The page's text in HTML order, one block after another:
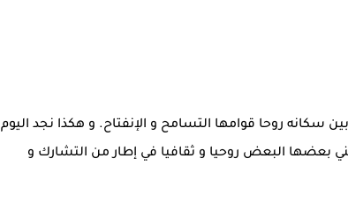
سكانه روحا قوامها التسامح و الإنفتاح. و هكذا نجد اليوم
بعضها البعض روحيا و ثقافيا في إطار من التشارك و